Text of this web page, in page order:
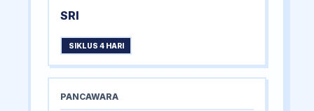
SRI
SIKLUS 4 HARI
PANCAWARA